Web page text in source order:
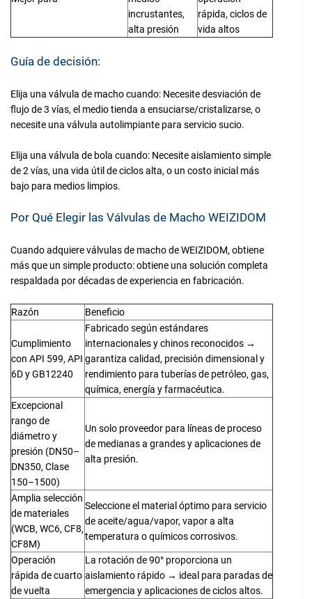
incrustantes,
alta presión
rápida, ciclos de
vida altos
Guía de decisión:
Elija una válvula de macho cuando: Necesite desviación de
flujo de 3 vías, el medio tienda a ensuciarse/cristalizarse, o
necesite una válvula autolimpiante para servicio sucio.
Elija una válvula de bola cuando: Necesite aislamiento simple
de 2 vías, una vida útil de ciclos alta, o un costo inicial más
bajo para medios limpios.
Por Qué Elegir las Válvulas de Macho WEIZIDOM
Cuando adquiere válvulas de macho de WEIZIDOM, obtiene
más que un simple producto: obtiene una solución completa
respaldada por décadas de experiencia en fabricación.
Razón Beneficio
Cumplimiento
con API 599, API
6D y GB12240
Fabricado según estándares
internacionales y chinos reconocidos →
garantiza calidad, precisión dimensional y
rendimiento para tuberías de petróleo, gas,
química, energía y farmacéutica.
Excepcional
rango de
diámetro y
presión (DN50–
DN350, Clase
150–1500)
Un solo proveedor para líneas de proceso
de medianas a grandes y aplicaciones de
alta presión.
Amplia selección
de materiales
(WCB, WC6, CF8,
CF8M)
Seleccione el material óptimo para servicio
de aceite/agua/vapor, vapor a alta
temperatura o químicos corrosivos.
Operación
rápida de cuarto
de vuelta
La rotación de 90° proporciona un
aislamiento rápido → ideal para paradas de
emergencia y aplicaciones de ciclos altos.